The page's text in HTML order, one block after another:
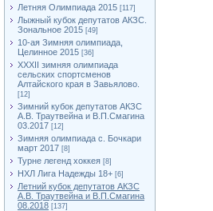
Летняя Олимпиада 2015 [117]
Лыжный кубок депутатов АКЗС.
Зональное 2015 [49]
10-ая Зимняя олимпиада,
Целинное 2015 [36]
XXXII зимняя олимпиада
сельских спортсменов
Алтайского края в Завьялово.
[12]
Зимний кубок депутатов АКЗС
А.В. Траутвейна и В.П.Смагина
03.2017 [12]
Зимняя олимпиада с. Бочкари
март 2017 [8]
Турне легенд хоккея [8]
НХЛ Лига Надежды 18+ [6]
Летний кубок депутатов АКЗС
А.В. Траутвейна и В.П.Смагина
08.2018 [137]